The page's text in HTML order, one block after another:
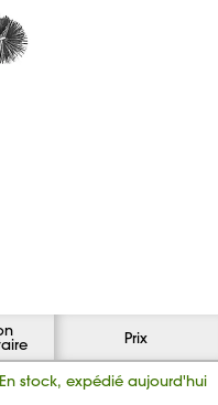
Prix
En stock, expédié aujourd'hui